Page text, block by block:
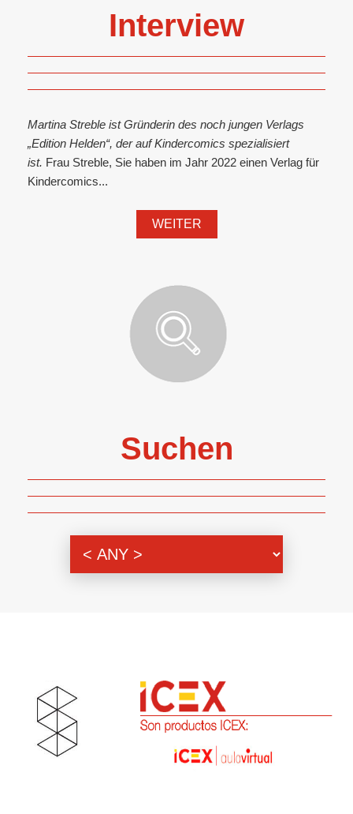
Interview
Martina Streble ist Gründerin des noch jungen Verlags
„Edition Helden“, der auf Kindercomics spezialisiert
ist. Frau Streble, Sie haben im Jahr 2022 einen Verlag für
Kindercomics...
WEITER
Suchen